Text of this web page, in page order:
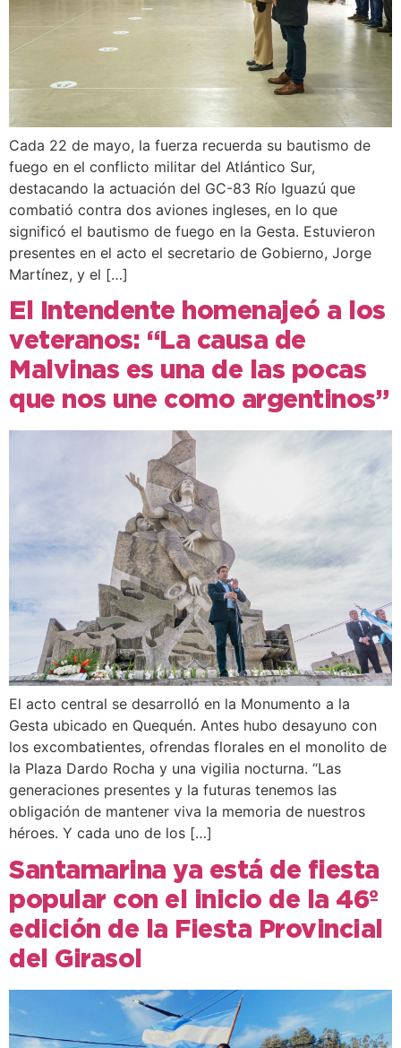
Cada 22 de mayo, la fuerza recuerda su bautismo de
fuego en el conflicto militar del Atlántico Sur,
destacando la actuación del GC-83 Río Iguazú que
combatió contra dos aviones ingleses, en lo que
significó el bautismo de fuego en la Gesta. Estuvieron
presentes en el acto el secretario de Gobierno, Jorge
Martínez, y el […]
El Intendente homenajeó a los
veteranos: “La causa de
Malvinas es una de las pocas
que nos une como argentinos”
El acto central se desarrolló en la Monumento a la
Gesta ubicado en Quequén. Antes hubo desayuno con
los excombatientes, ofrendas florales en el monolito de
la Plaza Dardo Rocha y una vigilia nocturna. “Las
generaciones presentes y la futuras tenemos las
obligación de mantener viva la memoria de nuestros
héroes. Y cada uno de los […]
Santamarina ya está de fiesta
popular con el inicio de la 46º
edición de la Fiesta Provincial
del Girasol